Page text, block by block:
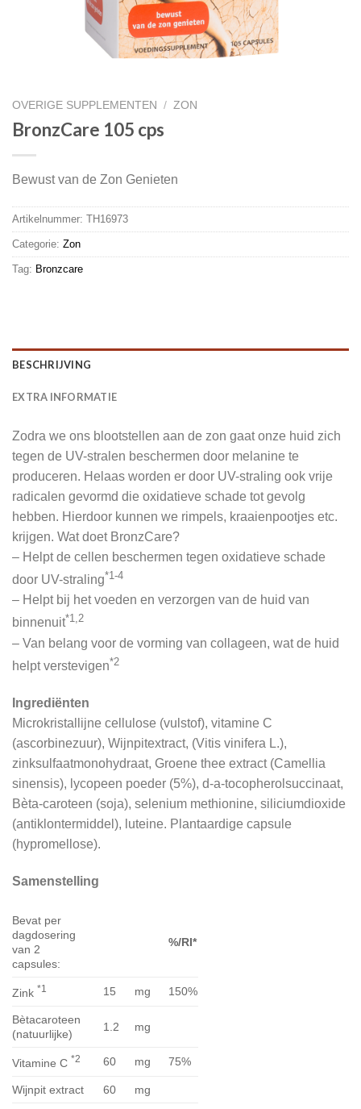
OVERIGE SUPPLEMENTEN / ZON
BronzCare 105 cps
Bewust van de Zon Genieten
Artikelnummer: TH16973
Categorie: Zon
Tag: Bronzcare
BESCHRIJVING
EXTRA INFORMATIE
Zodra we ons blootstellen aan de zon gaat onze huid zich
tegen de UV-stralen beschermen door melanine te
produceren. Helaas worden er door UV-straling ook vrije
radicalen gevormd die oxidatieve schade tot gevolg
hebben. Hierdoor kunnen we rimpels, kraaienpootjes etc.
krijgen. Wat doet BronzCare?
– Helpt de cellen beschermen tegen oxidatieve schade
door UV-straling*1-4
– Helpt bij het voeden en verzorgen van de huid van
binnenuit*1,2
– Van belang voor de vorming van collageen, wat de huid
helpt verstevigen*2
Ingrediënten
Microkristallijne cellulose (vulstof), vitamine C
(ascorbinezuur), Wijnpitextract, (Vitis vinifera L.),
zinksulfaatmonohydraat, Groene thee extract (Camellia
sinensis), lycopeen poeder (5%), d-a-tocopherolsuccinaat,
Bèta-caroteen (soja), selenium methionine, siliciumdioxide
(antiklontermiddel), luteine. Plantaardige capsule
(hypromellose).
Samenstelling
Bevat per
dagdosering
van 2
capsules:
%/RI*
Zink *1 15 mg 150%
Bètacaroteen
(natuurlijke)
1.2 mg
Vitamine C *2 60 mg 75%
Wijnpit extract 60 mg